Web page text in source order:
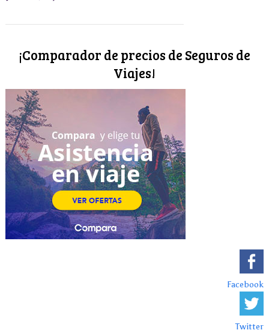
¡Comparador de precios de Seguros de
Viajes!
Facebook
Twitter